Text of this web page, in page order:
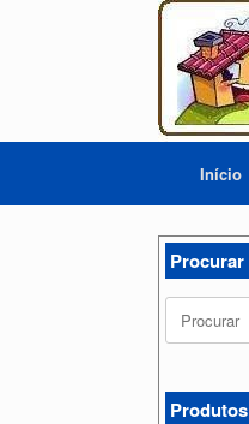
Início
Procurar
Search
for:
Produtos